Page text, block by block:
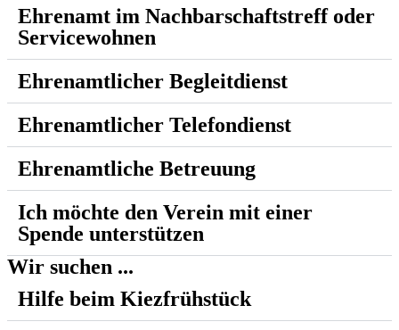
Ehrenamt im Nachbar­schaftstreff oder
Service­wohnen
Ehren­amtlicher Begleit­dienst
Ehren­amtlicher Telefon­dienst
Ehren­amtliche Betreuung
Ich möchte den Verein mit einer
Spende unterstützen
Wir suchen ...
Hilfe beim Kiez­frühstück